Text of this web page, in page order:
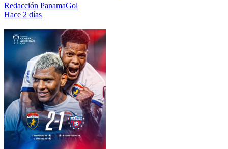
Redacción PanamaGol
Hace 2 días